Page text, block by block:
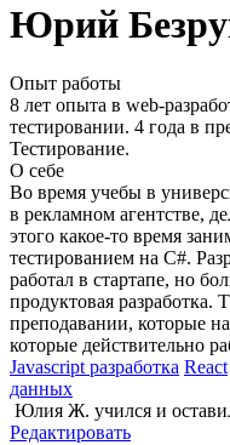
Юрий
Опыт работы
8 лет опыта в web-
тестировании. 4 года в
Тестирование.
О себе
Во время учебы в
в рекламном агентстве,
этого какое-то время
тестированием на C#.
работал в стартапе, но
продуктовая разработка.
преподавании, которые
которые действительно
Javascript разработка React
данных
Юлия Ж. учился и
Редактировать